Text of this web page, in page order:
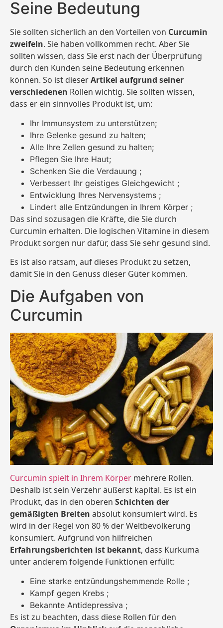
Seine Bedeutung
Sie sollten sicherlich an den Vorteilen von Curcumin
zweifeln. Sie haben vollkommen recht. Aber Sie
sollten wissen, dass Sie erst nach der Überprüfung
durch den Kunden seine Bedeutung erkennen
können. So ist dieserArtikel aufgrund seiner
verschiedenen Rollen wichtig. Sie sollten wissen,
dass er ein sinnvolles Produkt ist, um:
Ihr Immunsystem zu unterstützen;
Ihre Gelenke gesund zu halten;
Alle Ihre Zellen gesund zu halten;
Pflegen Sie Ihre Haut;
Schenken Sie die Verdauung ;
Verbessert Ihr geistiges Gleichgewicht ;
Entwicklung Ihres Nervensystems ;
Lindert alle Entzündungen in Ihrem Körper ;
Das sind sozusagen die Kräfte, die Sie durch
Curcumin erhalten. Die logischen Vitamine in diesem
Produkt sorgen nur dafür, dass Sie sehr gesund sind.
Es ist also ratsam, auf dieses Produkt zu setzen,
damit Sie in den Genuss dieser Güter kommen.
Die Aufgaben von
Curcumin
Curcumin spielt in Ihrem Körper mehrere Rollen.
Deshalb ist sein Verzehr äußerst kapital. Es ist ein
Produkt, das in den oberen Schichten der
gemäßigten Breiten absolut konsumiert wird. Es
wird in der Regel von 80 % der Weltbevölkerung
konsumiert. Aufgrund von hilfreichen
Erfahrungsberichten ist bekannt, dass Kurkuma
unter anderem folgende Funktionen erfüllt:
Eine starke entzündungshemmende Rolle ;
Kampf gegen Krebs ;
Bekannte Antidepressiva ;
Es ist zu beachten, dass diese Rollen für den